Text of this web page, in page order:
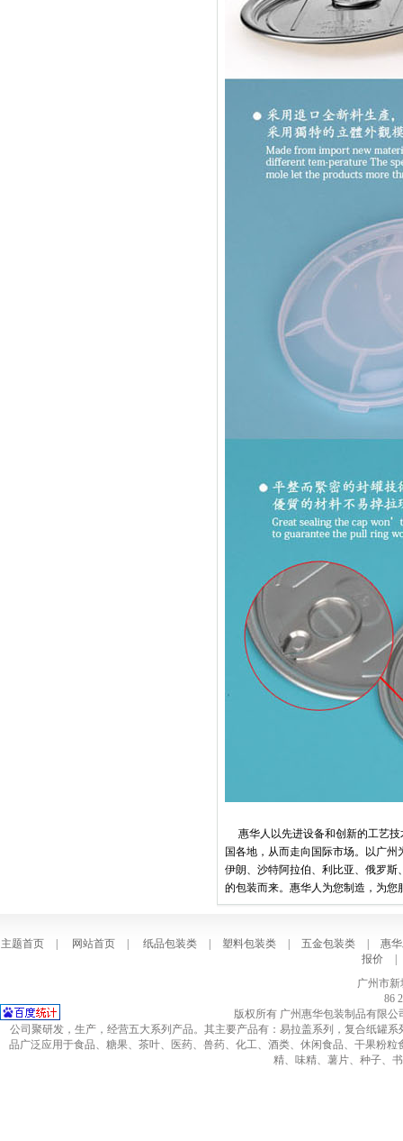
惠华人以先进设备和创新的工艺
国各地，从而走向国际市场。以广
伊朗、沙特阿拉伯、利比亚、俄罗
的包装而来。惠华人为您制造，为
主题首页 网站首页 纸品包装类 塑料包装类 五金包装类
惠
报价
广州市
86
版权所有 广州惠华包装制品有限公
公司聚研发，生产，经营五大系列产品。其主要产品有：易拉盖系列，复合纸罐
品广泛应用于食品、糖果、茶叶、医药、兽药、化工、酒类、休闲食品、干果粉
精、味精、薯片、种子、